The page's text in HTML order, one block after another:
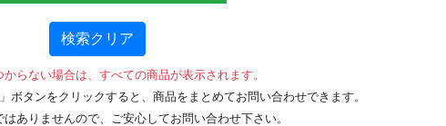
検索クリア
らない場合は、すべての商品が表示されます。
タンをクリックすると、商品をまとめてお問い合わせできます。
ありませんので、ご安心してお問い合わせ下さい。